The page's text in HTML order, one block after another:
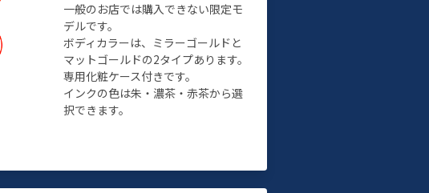
一般のお店では購入できない限定モ
デルです。
ボディカラーは、ミラーゴールドと
マットゴールドの2タイプあります。
専用化粧ケース付きです。
インクの色は朱・濃茶・赤茶から選
択できます。